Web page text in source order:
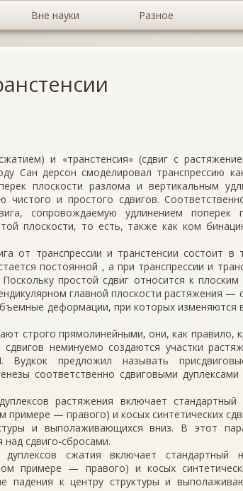
Вне науки Разное
и «транстенсия» (сдвиг с
Сан­ дерсон смоделировал транспрессию
плоскости разлома и вертикальным
чистого и простого сдвигов.
сопровождаемую удлинением поперек
плоскости, то есть, также как ком­
от транспрессии и транстенсии состоит
постоянной , а при транспрессии и
простой сдвиг относится к
главной пло­скости растяжения —
деформации, при которых изменяются
строго прямолинейными, они, как правило,
неминуемо создаются участки
предложил называть
соответственно сдвиговыми
растяжения включает
примере — правого) и косых синтетических
и выполаживающихся вниз. В этот
сдвиго-сбросами.
дуплексов сжатия вклю­чает
примере — правого) и косых
падения к центру структуры и